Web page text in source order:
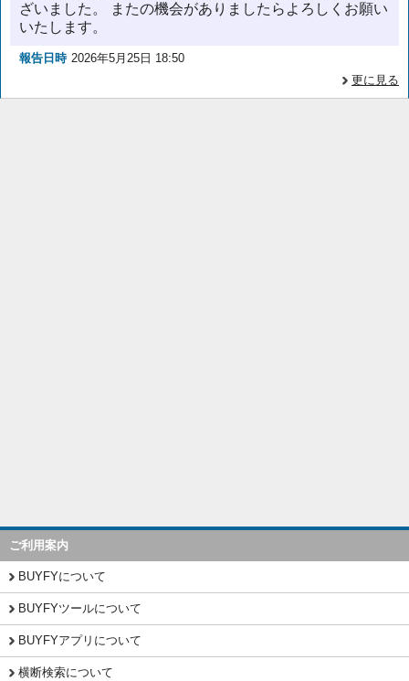
ざいました。 またの機会がありましたらよろしくお願い
いたします。
報告日時 2026年5月25日 18:50
更に見る
ご利用案内
BUYFYについて
BUYFYツールについて
BUYFYアプリについて
横断検索について